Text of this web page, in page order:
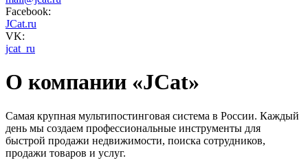
Facebook:
JCat.ru
VK:
jcat_ru
О компании «JCat»
Самая крупная мультипостинговая система в России. Каждый
день мы создаем профессиональные инструменты для
быстрой продажи недвижимости, поиска сотрудников,
продажи товаров и услуг.